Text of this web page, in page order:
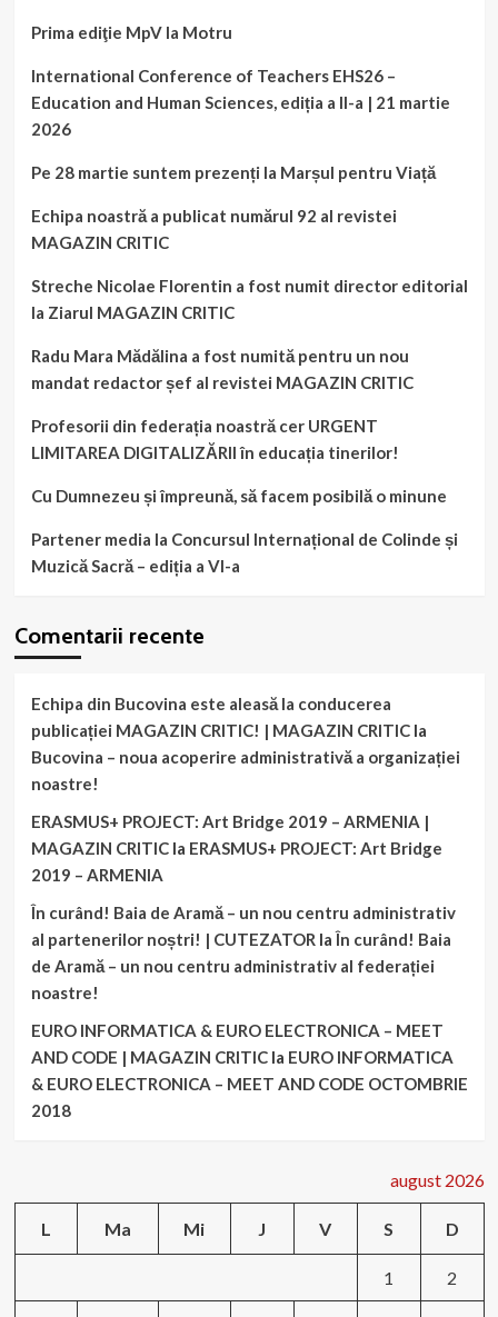
Prima ediţie MpV la Motru
International Conference of Teachers EHS26 –
Education and Human Sciences, ediția a II-a | 21 martie
2026
Pe 28 martie suntem prezenți la Marșul pentru Viață
Echipa noastră a publicat numărul 92 al revistei
MAGAZIN CRITIC
Streche Nicolae Florentin a fost numit director editorial
la Ziarul MAGAZIN CRITIC
Radu Mara Mădălina a fost numită pentru un nou
mandat redactor șef al revistei MAGAZIN CRITIC
Profesorii din federația noastră cer URGENT
LIMITAREA DIGITALIZĂRII în educația tinerilor!
Cu Dumnezeu și împreună, să facem posibilă o minune
Partener media la Concursul Internațional de Colinde și
Muzică Sacră – ediția a VI-a
Comentarii recente
Echipa din Bucovina este aleasă la conducerea
publicației MAGAZIN CRITIC! | MAGAZIN CRITICla
Bucovina – noua acoperire administrativă a organizației
noastre!
ERASMUS+ PROJECT: Art Bridge 2019 – ARMENIA |
MAGAZIN CRITICla ERASMUS+ PROJECT: Art Bridge
2019 – ARMENIA
În curând! Baia de Aramă – un nou centru administrativ
al partenerilor noștri! | CUTEZATOR laÎn curând! Baia
de Aramă – un nou centru administrativ al federației
noastre!
EURO INFORMATICA & EURO ELECTRONICA – MEET
AND CODE | MAGAZIN CRITICla EURO INFORMATICA
& EURO ELECTRONICA – MEET AND CODE OCTOMBRIE
2018
august 2026
L Ma Mi J V S D
1 2